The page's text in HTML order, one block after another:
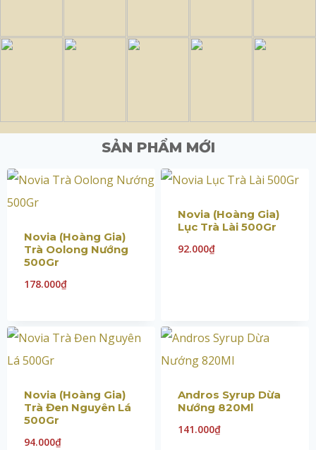
SẢN PHẨM MỚI
Novia (Hoàng Gia)
Trà Oolong Nướng
500Gr
178.000₫
Novia (Hoàng Gia)
Lục Trà Lài 500Gr
92.000₫
Novia (Hoàng Gia)
Trà Đen Nguyên Lá
500Gr
94.000₫
Andros Syrup Dừa
Nướng 820Ml
141.000₫